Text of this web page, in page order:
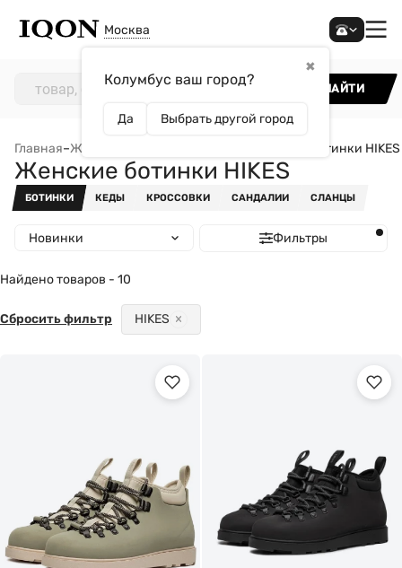
Москва
✖
Колумбус ваш город?
Да Выбрать другой город
НАЙТИ
Главная–Женщинам Женские ботинки HIKES
Женские ботинки HIKES
БОТИНКИ КЕДЫ КРОССОВКИ САНДАЛИИ СЛАНЦЫ
Новинки Фильтры
Найдено товаров - 10
HIKES
Сбросить фильтр